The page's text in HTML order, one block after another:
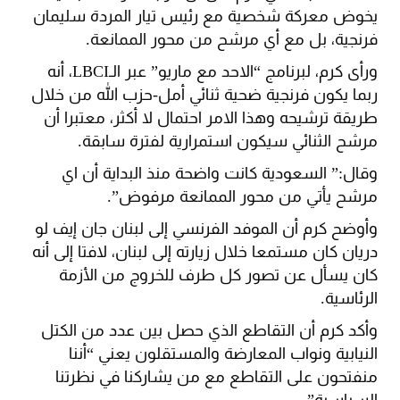
يخوض معركة شخصية مع رئيس تيار المردة سليمان
فرنجية، بل مع أي مرشح من محور الممانعة.
ورأى كرم، لبرنامج “الاحد مع ماريو” عبر الـLBCI، أنه
ربما يكون فرنجية ضحية ثنائي أمل-حزب الله من خلال
طريقة ترشيحه وهذا الامر احتمال لا أكثر، معتبرا أن
مرشح الثنائي سيكون استمرارية لفترة سابقة.
وقال:” السعودية كانت واضحة منذ البداية أن اي
مرشح يأتي من محور الممانعة مرفوض”.
وأوضح كرم أن الموفد الفرنسي إلى لبنان جان إيف لو
دريان كان مستمعا خلال زيارته إلى لبنان، لافتا إلى أنه
كان يسأل عن تصور كل طرف للخروج من الأزمة
الرئاسية.
وأكد كرم أن التقاطع الذي حصل بين عدد من الكتل
النيابية ونواب المعارضة والمستقلون يعني “أننا
منفتحون على التقاطع مع من يشاركنا في نظرتنا